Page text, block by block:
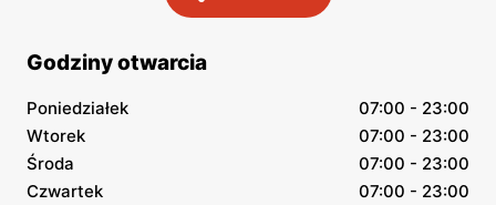
Godziny otwarcia
Poniedziałek
07:00 - 23:00
Wtorek
07:00 - 23:00
Środa
07:00 - 23:00
Czwartek
07:00 - 23:00